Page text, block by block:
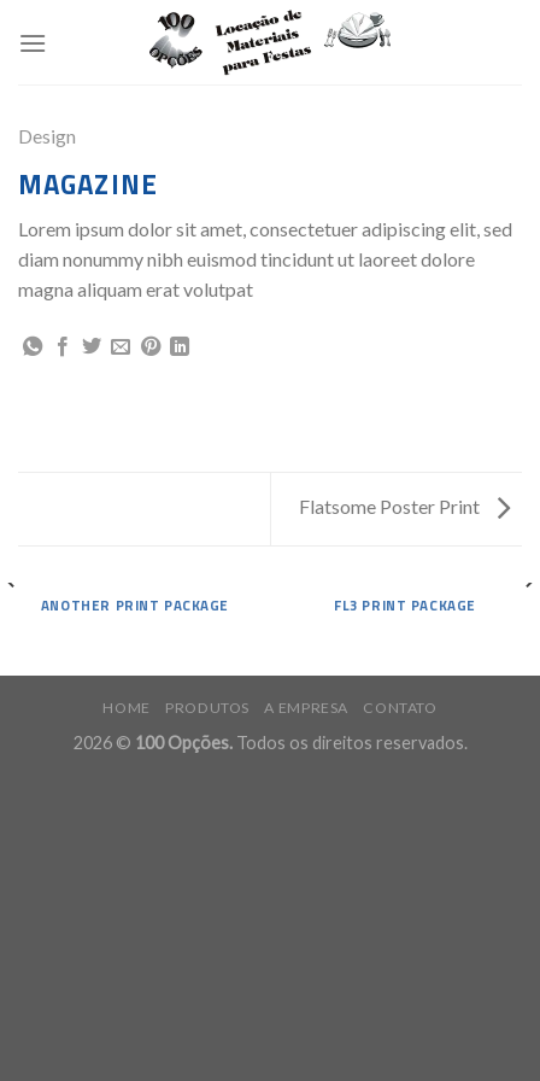
Design
MAGAZINE
Lorem ipsum dolor sit amet, consectetuer adipiscing elit, sed
diam nonummy nibh euismod tincidunt ut laoreet dolore
magna aliquam erat volutpat
Flatsome Poster Print
ANOTHER PRINT PACKAGE FL3 PRINT PACKAGE
HOME PRODUTOS A EMPRESA CONTATO
2026 © 100 Opções.Todos os direitos reservados.